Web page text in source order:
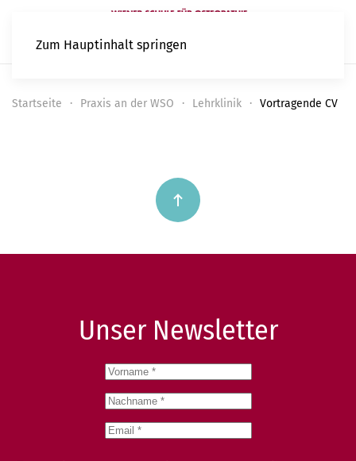
Zum Hauptinhalt springen
Startseite Praxis an der WSO Lehrklinik Vortragende CV
Unser Newsletter